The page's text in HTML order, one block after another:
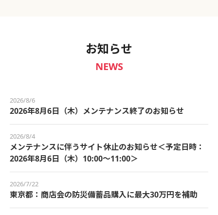
お知らせ
NEWS
2026/8/6
2026年8月6日（木）メンテナンス終了のお知らせ
2026/8/4
メンテナンスに伴うサイト休止のお知らせ＜予定日時：
2026年8月6日（木）10:00～11:00＞
2026/7/22
東京都：商店会の防災備蓄品購入に最大30万円を補助